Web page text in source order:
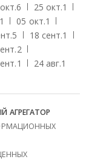
6 25 окт.1
1 05 окт.1
5 18 сент.1
2
1 24 авг.1
АГРЕГАТОР